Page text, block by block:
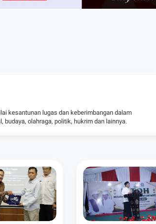
kesantunan lugas dan keberimbangan dalam
olahraga, politik, hukrim dan lainnya.